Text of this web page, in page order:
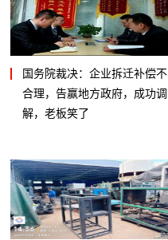
国务院裁决：企业拆迁补偿不
合理，告赢地方政府，成功调
解，老板笑了